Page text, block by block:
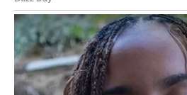
Devica
Device danas pokušavaju da
neće polaziti za rukom. Neko
svaku promenu raspoloženja.